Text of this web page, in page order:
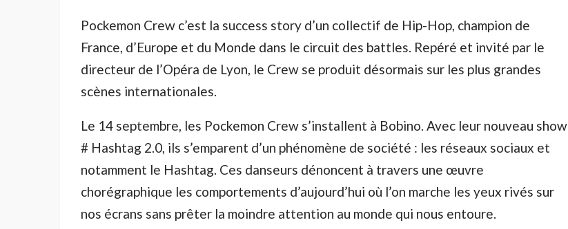
Pockemon Crew c’est la success story d’un collectif de Hip-Hop, champion de
France, d’Europe et du Monde dans le circuit des battles. Repéré et invité par le
directeur de l’Opéra de Lyon, le Crew se produit désormais sur les plus grandes
scènes internationales.
Le 14 septembre, les Pockemon Crew s’installent à Bobino. Avec leur nouveau show
# Hashtag 2.0, ils s’emparent d’un phénomène de société : les réseaux sociaux et
notamment le Hashtag. Ces danseurs dénoncent à travers une œuvre
chorégraphique les comportements d’aujourd’hui où l’on marche les yeux rivés sur
nos écrans sans prêter la moindre attention au monde qui nous entoure.